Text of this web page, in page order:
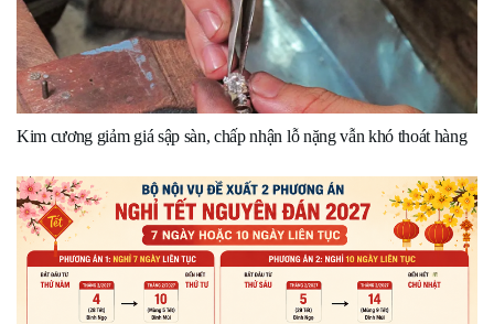
Kim cương giảm giá sập sàn, chấp nhận lỗ nặng vẫn khó thoát hàng